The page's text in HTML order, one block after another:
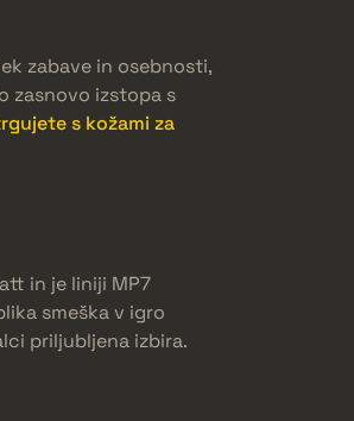
zabave in osebnosti,
zasnovo izstopa s
s kožami za
in je liniji MP7
smeška v igro
priljubljena izbira.